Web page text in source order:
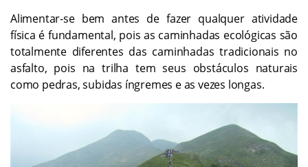
Alimentar-se bem antes de fazer qualquer atividade
física é fundamental, pois as caminhadas ecológicas são
totalmente diferentes das caminhadas tradicionais no
asfalto, pois na trilha tem seus obstáculos naturais
como pedras, subidas íngremes e as vezes longas.